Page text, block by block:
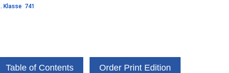
Klasse 741
Table of Contents Order Print Edition